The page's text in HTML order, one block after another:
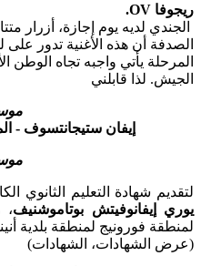
ريجوفا OV.
الجندي لديه يوم إجازة، أزرار
الصدفة أن هذه الأغنية تدور
المرحلة يأتي واجبه تجاه الوطن
الجيش. لذا قابلني
إيفان ستيجانتسوف -
لتقديم شهادة التعليم الثانوي
يوري إيفانوفيتش بوتاموشنيف،
لمنطقة فورونيج لمنطقة بلدية
(عرض الشهادات، الشهادات)